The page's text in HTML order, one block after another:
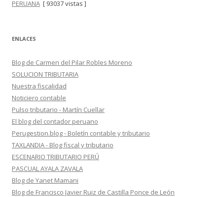
PERUANA [ 93037 vistas ]
ENLACES
Blog de Carmen del Pilar Robles Moreno
SOLUCION TRIBUTARIA
Nuestra fiscalidad
Noticiero contable
Pulso tributario - Martín Cuellar
El blog del contador peruano
Perugestion.blog - Boletín contable y tributario
TAXLANDIA - Blog fiscal y tributario
ESCENARIO TRIBUTARIO PERÚ
PASCUAL AYALA ZAVALA
Blog de Yanet Mamani
Blog de Francisco Javier Ruiz de Castilla Ponce de León